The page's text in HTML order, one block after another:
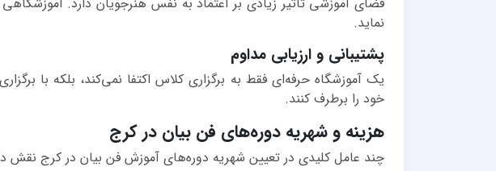
نماید.
پشتیبانی و ارزیابی مداوم
یک آموزشگاه حرفه‌ای فقط به برگزاری کلاس اکتفا نمی‌کند، بلکه با
خود را برطرف کنند.
هزینه و شهریه دوره‌های فن بیان در کرج
چند عامل کلیدی در تعیین شهریه دوره‌های آموزش فن بیان در کرج نقش